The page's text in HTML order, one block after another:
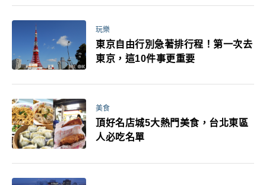
玩樂
東京自由行別急著排行程！第一次去
東京，這10件事更重要
美食
頂好名店城5大熱門美食，台北東區
人必吃名單